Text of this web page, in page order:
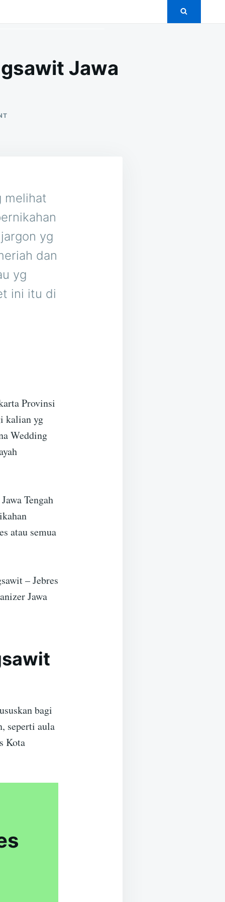
Jawa
melihat
yg
dan
yg
ini itu di
Provinsi
kalian yg
Wedding
Tengah
atau semua
– Jebres
Jawa
bagi
seperti aula
Kota